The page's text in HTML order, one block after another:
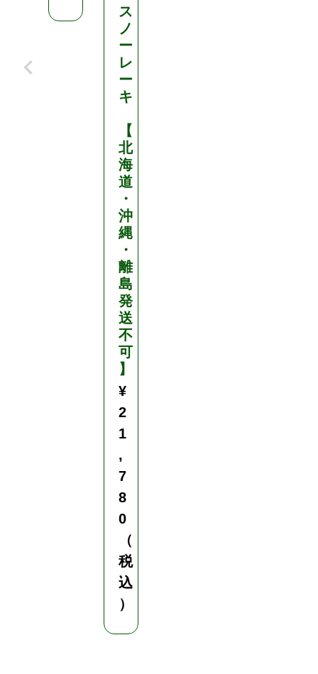
ス
ノ
ー
レ
ー
キ
【
北
海
道
・
沖
縄
・
離
島
発
送
不
可
】
¥
2
1
,
7
8
0
（
税
込
）